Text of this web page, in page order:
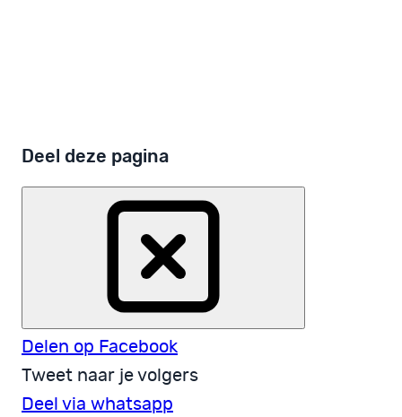
Deel deze pagina
Delen op Facebook
Tweet naar je volgers
Deel via whatsapp